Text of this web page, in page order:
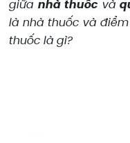
giữa nhà thuốcvà
là nhà thuốc và
thuốc là gì?